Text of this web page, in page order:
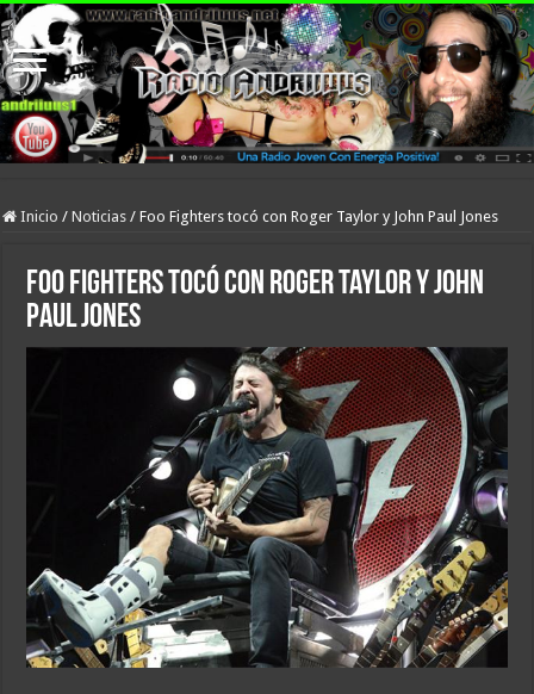
Inicio / Noticias / Foo Fighters tocó con Roger Taylor y John Paul Jones
Foo Fighters tocó con Roger Taylor y John
Paul Jones